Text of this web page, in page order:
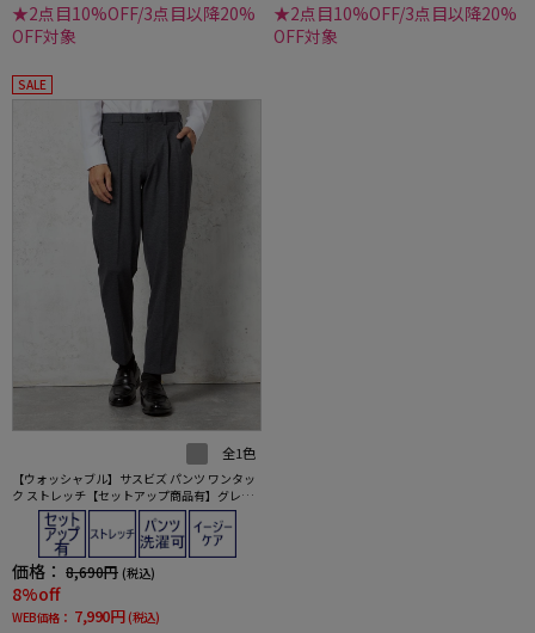
★2点目10%OFF/3点目以降20%
OFF対象
★2点目10%OFF/3点目以降20%
OFF対象
SALE
全1色
【ウォッシャブル】サスビズ パンツ ワンタッ
ク ストレッチ【セットアップ商品有】グレー
価格： 8,690円 (税込)
8%off
WEB価格： 7,990円 (税込)